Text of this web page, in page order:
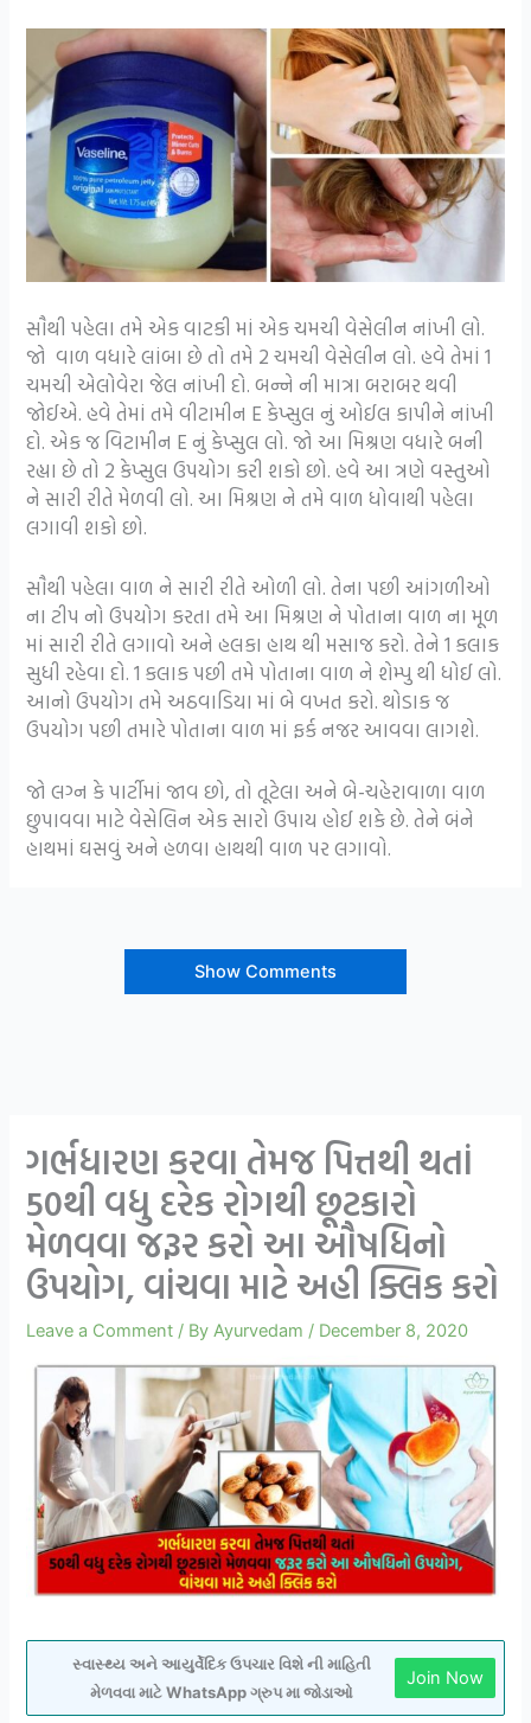
સૌથી પહેલા તમે એક વાટકી માં એક ચમચી વેસેલીન નાંખી લો.
જો વાળ વધારે લાંબા છે તો તમે 2 ચમચી વેસેલીન લો. હવે તેમાં 1
ચમચી એલોવેરા જેલ નાંખી દો. બન્ને ની માત્રા બરાબર થવી
જોઈએ. હવે તેમાં તમે વીટામીન E કેપ્સુલ નું ઓઈલ કાપીને નાંખી
દો. એક જ વિટામીન E નું કેપ્સુલ લો. જો આ મિશ્રણ વધારે બની
રહ્યા છે તો 2 કેપ્સુલ ઉપયોગ કરી શકો છો. હવે આ ત્રણે વસ્તુઓ
ને સારી રીતે મેળવી લો. આ મિશ્રણ ને તમે વાળ ધોવાથી પહેલા
લગાવી શકો છો.
સૌથી પહેલા વાળ ને સારી રીતે ઓળી લો. તેના પછી આંગળીઓ
ના ટીપ નો ઉપયોગ કરતા તમે આ મિશ્રણ ને પોતાના વાળ ના મૂળ
માં સારી રીતે લગાવો અને હલકા હાથ થી મસાજ કરો. તેને 1 કલાક
સુધી રહેવા દો. 1 કલાક પછી તમે પોતાના વાળ ને શેમ્પુ થી ધોઈ લો.
આનો ઉપયોગ તમે અઠવાડિયા માં બે વખત કરો. થોડાક જ
ઉપયોગ પછી તમારે પોતાના વાળ માં ફર્ક નજર આવવા લાગશે.
જો લગ્ન કે પાર્ટીમાં જાવ છો, તો તૂટેલા અને બે-ચહેરાવાળા વાળ
છુપાવવા માટે વેસેલિન એક સારો ઉપાય હોઈ શકે છે. તેને બંને
હાથમાં ઘસવું અને હળવા હાથથી વાળ પર લગાવો.
Show Comments
ગર્ભધારણ કરવા તેમજ પિત્તથી થતાં
50થી વધુ દરેક રોગથી છૂટકારો
મેળવવા જરૂર કરો આ ઔષધિનો
ઉપયોગ, વાંચવા માટે અહી ક્લિક કરો
Leave a Comment / By Ayurvedam / December 8, 2020
સ્વાસ્થ્ય અને આયુર્વેદિક ઉપચાર વિશે ની માહિતી
મેળવવા માટે WhatsApp ગ્રુપ મા જોડાઓ
Join Now